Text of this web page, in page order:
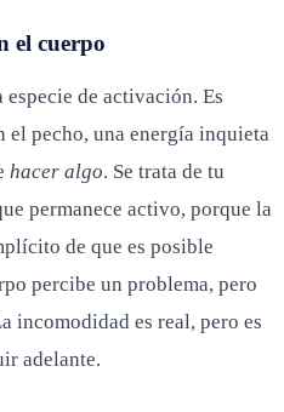
el cuerpo
de activación. Es
el pecho, una energía inquieta
hacer algo. Se trata de tu
permanece activo, porque la
de que es posible
percibe un problema, pero
incomodidad es real, pero es
adelante.